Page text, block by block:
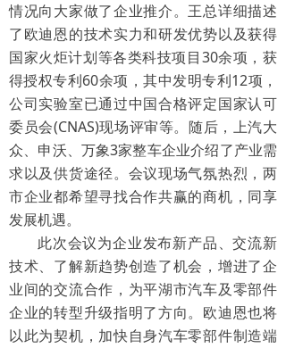
情况向大家做了企业推介。王总详细描述
了欧迪恩的技术实力和研发优势以及获得
国家火炬计划等各类科技项目30余项，获
得授权专利60余项，其中发明专利12项，
公司实验室已通过中国合格评定国家认可
委员会(CNAS)现场评审等。随后，上汽大
众、申沃、万象3家整车企业介绍了产业需
求以及供货途径。会议现场气氛热烈，两
市企业都希望寻找合作共赢的商机，同享
发展机遇。
此次会议为企业发布新产品、交流新
技术、了解新趋势创造了机会，增进了企
业间的交流合作，为平湖市汽车及零部件
企业的转型升级指明了方向。欧迪恩也将
以此为契机，加快自身汽车零部件制造端